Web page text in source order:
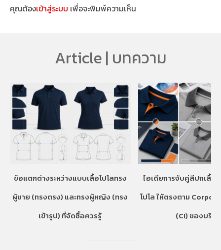
คุณต้องเข้าสู่ระบบ เพื่อจะพิมพ์ความเห็น
Article | บทความ
ข้อแตกต่างระหว่างแบบเสื้อโปโลทรง
ผู้ชาย (ทรงตรง) และทรงผู้หญิง (ทรง
เข้ารูป) ที่จัดซื้อควรรู้
ไอเดียการจับคู่สีปกเสื้อ
โปโล ให้ตรงตาม
(CI) ของบริษัท